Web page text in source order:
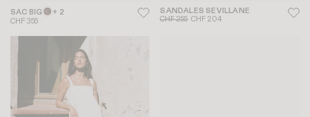
SAC BIG + 2
CHF 355
SANDALES SEVILLANE
CHF 255 CHF 204